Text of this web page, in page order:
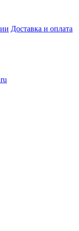
Доставка и оплата